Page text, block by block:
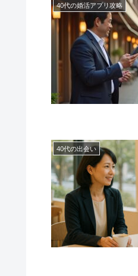
40代の婚活アプリ攻略
40代の出会い